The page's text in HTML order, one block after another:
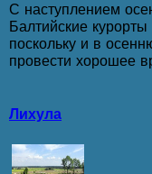
С наступлением
Балтийские
поскольку и в
провести хорошее
Лихула